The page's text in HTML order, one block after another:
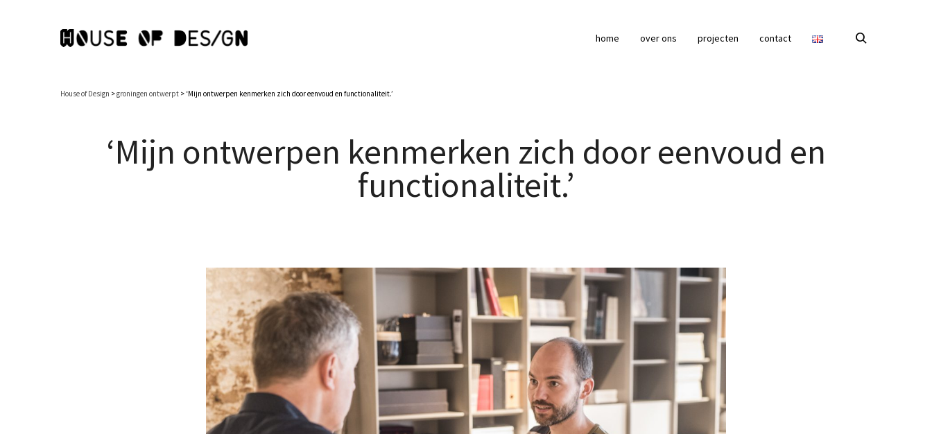
home over ons projecten contact
House of Design >groningen ontwerpt > ‘Mijn ontwerpen kenmerken zich door eenvoud en functionaliteit.’
‘Mijn ontwerpen kenmerken zich door eenvoud en
functionaliteit.’